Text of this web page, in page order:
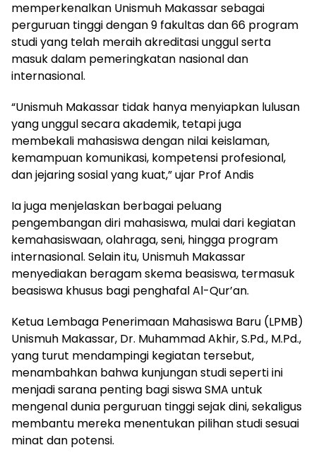
memperkenalkan Unismuh Makassar sebagai
perguruan tinggi dengan 9 fakultas dan 66 program
studi yang telah meraih akreditasi unggul serta
masuk dalam pemeringkatan nasional dan
internasional.
“Unismuh Makassar tidak hanya menyiapkan lulusan
yang unggul secara akademik, tetapi juga
membekali mahasiswa dengan nilai keislaman,
kemampuan komunikasi, kompetensi profesional,
dan jejaring sosial yang kuat,” ujar Prof Andis
Ia juga menjelaskan berbagai peluang
pengembangan diri mahasiswa, mulai dari kegiatan
kemahasiswaan, olahraga, seni, hingga program
internasional. Selain itu, Unismuh Makassar
menyediakan beragam skema beasiswa, termasuk
beasiswa khusus bagi penghafal Al-Qur’an.
Ketua Lembaga Penerimaan Mahasiswa Baru (LPMB)
Unismuh Makassar, Dr. Muhammad Akhir, S.Pd., M.Pd.,
yang turut mendampingi kegiatan tersebut,
menambahkan bahwa kunjungan studi seperti ini
menjadi sarana penting bagi siswa SMA untuk
mengenal dunia perguruan tinggi sejak dini, sekaligus
membantu mereka menentukan pilihan studi sesuai
minat dan potensi.